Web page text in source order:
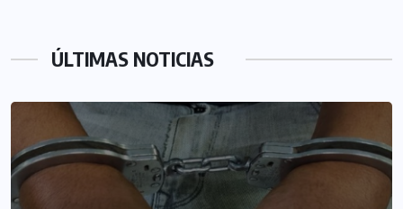
ÚLTIMAS NOTICIAS